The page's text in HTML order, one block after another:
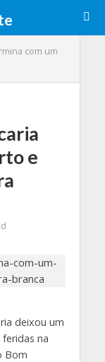
com um
e
deixou um
na
Bom